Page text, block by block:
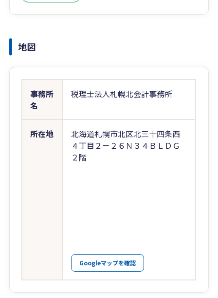
地図
事務所
名
税理士法人札幌北会計事務所
所在地
北海道札幌市北区北三十四条西
４丁目２－２６Ｎ３４ＢＬＤＧ
２階
Googleマップを確認